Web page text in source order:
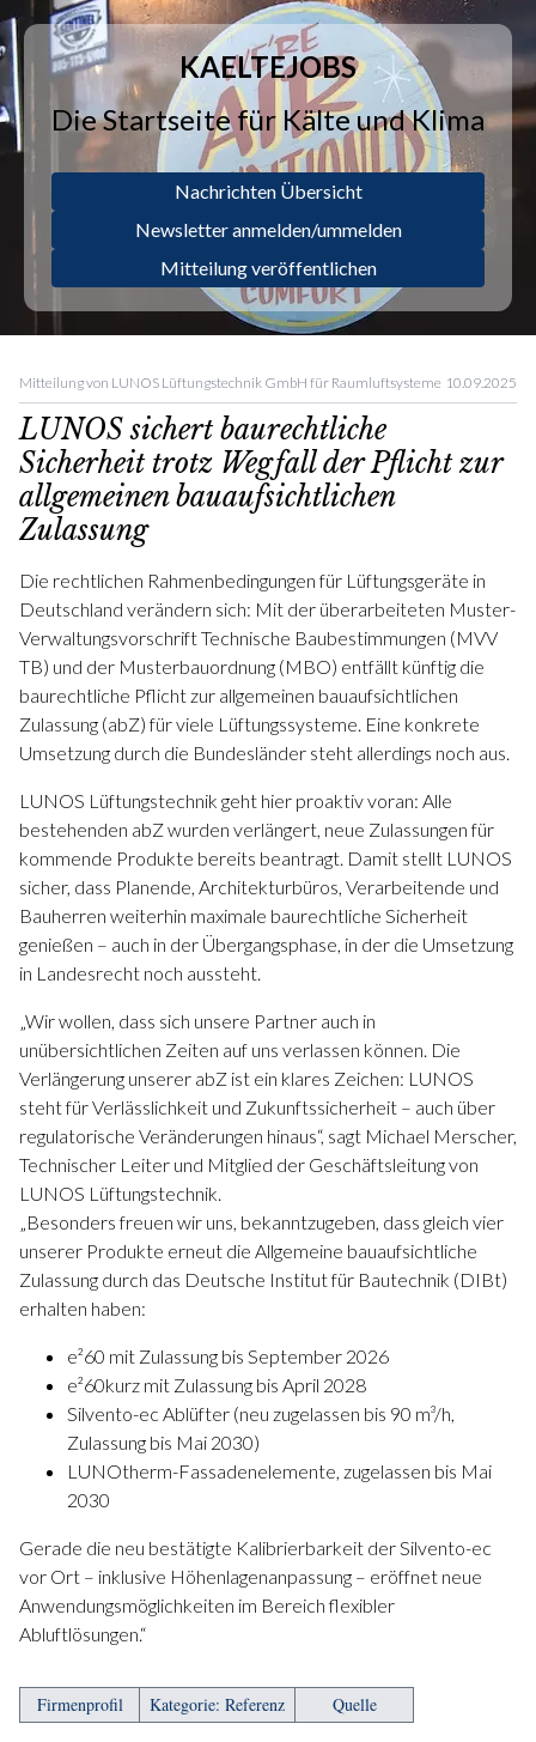
KAELTEJOBS
Die Startseite für Kälte und Klima
Nachrichten Übersicht
Newsletter anmelden/ummelden
Mitteilung veröffentlichen
Mitteilung von LUNOS Lüftungstechnik GmbH für Raumluftsysteme 10.09.2025
LUNOS sichert baurechtliche
Sicherheit trotz Wegfall der Pflicht zur
allgemeinen bauaufsichtlichen
Zulassung
Die rechtlichen Rahmenbedingungen für Lüftungsgeräte in
Deutschland verändern sich: Mit der überarbeiteten Muster-
Verwaltungsvorschrift Technische Baubestimmungen (MVV
TB) und der Musterbauordnung (MBO) entfällt künftig die
baurechtliche Pflicht zur allgemeinen bauaufsichtlichen
Zulassung (abZ) für viele Lüftungssysteme. Eine konkrete
Umsetzung durch die Bundesländer steht allerdings noch aus.
LUNOS Lüftungstechnik geht hier proaktiv voran: Alle
bestehenden abZ wurden verlängert, neue Zulassungen für
kommende Produkte bereits beantragt. Damit stellt LUNOS
sicher, dass Planende, Architekturbüros, Verarbeitende und
Bauherren weiterhin maximale baurechtliche Sicherheit
genießen – auch in der Übergangsphase, in der die Umsetzung
in Landesrecht noch aussteht.
„Wir wollen, dass sich unsere Partner auch in
unübersichtlichen Zeiten auf uns verlassen können. Die
Verlängerung unserer abZ ist ein klares Zeichen: LUNOS
steht für Verlässlichkeit und Zukunftssicherheit – auch über
regulatorische Veränderungen hinaus“, sagt Michael Merscher,
Technischer Leiter und Mitglied der Geschäftsleitung von
LUNOS Lüftungstechnik.
„Besonders freuen wir uns, bekanntzugeben, dass gleich vier
unserer Produkte erneut die Allgemeine bauaufsichtliche
Zulassung durch das Deutsche Institut für Bautechnik (DIBt)
erhalten haben:
e²60 mit Zulassung bis September 2026
e²60kurz mit Zulassung bis April 2028
Silvento-ec Ablüfter (neu zugelassen bis 90 m³/h,
Zulassung bis Mai 2030)
LUNOtherm-Fassadenelemente, zugelassen bis Mai
2030
Gerade die neu bestätigte Kalibrierbarkeit der Silvento-ec
vor Ort – inklusive Höhenlagenanpassung – eröffnet neue
Anwendungsmöglichkeiten im Bereich flexibler
Abluftlösungen.“
Firmenprofil Kategorie: Referenz Quelle